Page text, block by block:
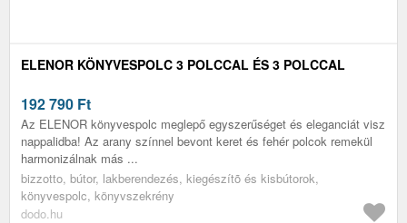
ELENOR KÖNYVESPOLC 3 POLCCAL ÉS 3 POLCCAL
192 790 Ft
Az ELENOR könyvespolc meglepő egyszerűséget és eleganciát visz
nappalidba! Az arany színnel bevont keret és fehér polcok remekül
harmonizálnak más ...
bizzotto, bútor, lakberendezés, kiegészítõ és kisbútorok,
könyvespolc, könyvszekrény
dodo.hu